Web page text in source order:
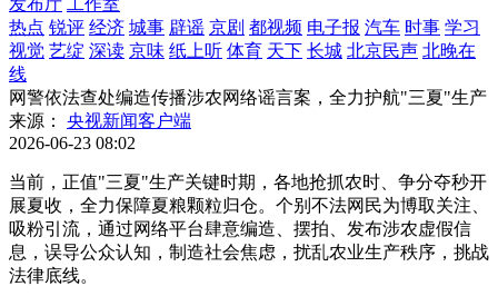
热点 锐评 经济 城事 辟谣 京剧 都视频 电子报 汽车 时事 学习
视觉 艺绽 深读 京味 纸上听 体育 天下 长城 北京民声 北晚在
线
网警依法查处编造传播涉农网络谣言案，全力护航"三夏"生产
来源： 央视新闻客户端
2026-06-23 08:02
当前，正值"三夏"生产关键时期，各地抢抓农时、争分夺秒开
展夏收，全力保障夏粮颗粒归仓。个别不法网民为博取关注、
吸粉引流，通过网络平台肆意编造、摆拍、发布涉农虚假信
息，误导公众认知，制造社会焦虑，扰乱农业生产秩序，挑战
法律底线。